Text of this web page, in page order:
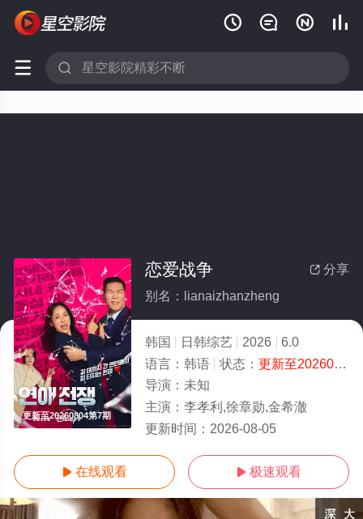
   
 
更新至20260804第7期
 分享
恋爱战争
别名：lianaizhanzheng
韩国 日韩综艺 2026
6.0
语言： 韩语 状态： 更新至20260804第7期
导演： 未知
主演： 李孝利,徐章勋,金希澈
更新时间： 2026-08-05
 在线观看  极速观看